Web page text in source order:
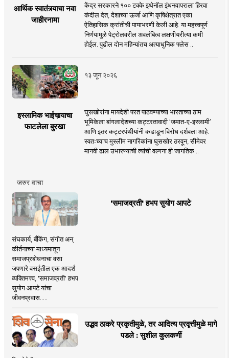
आर्थिक स्वातंत्र्याचा नवा
जाहीरनामा
केंद्र सरकारने १०० टक्के इथेनॉल इंधनवापराला हिरवा
कंदील देत, देशाच्या ऊर्जा आणि कृषिक्षेत्रात एका
ऐतिहासिक क्रांतीची पायाभरणी केली आहे. या महत्त्वपूर्ण
निर्णयामुळे पेट्रोलवरील अवलंबित्व लक्षणीयरीत्या कमी
होईल. पुढील दोन महिन्यांतच अत्याधुनिक फ्लेस ..
१३ जून २०२६
इस्लामिक भाईचार्‍याचा
फाटलेला बुरखा
घुसखोरांना मायदेशी परत पाठवण्याच्या भारताच्या ठाम
भूमिकेला बांगलादेशच्या कट्टरतावादी ‘जमात-ए-इस्लामी’
आणि इतर कट्टरपंथीयांनी कडाडून विरोध दर्शवला आहे.
स्वतःच्याच मुस्लीम नागरिकांना घुसखोर ठरवून, सीमेवर
मानवी ढाल उभारण्याची त्यांची वल्गना ही जागतिक ..
जरुर वाचा
'समाजव्रती' हभप सुयोग आपटे
संघकार्य, बँकिंग, संगीत अन्
कीर्तनाच्या माध्यमातून
समाजप्रबोधनाचा वसा
जपणारे वसईतील एक आदर्श
व्यक्तिमत्त्व, 'समाजव्रती' हभप
सुयोग आपटे यांचा
जीवनप्रवास.....
उद्धव ठाकरे प्रकृतीमुळे, तर आदित्य प्रवृत्तीमुळे मागे
पडले : सुशील कुलकर्णी